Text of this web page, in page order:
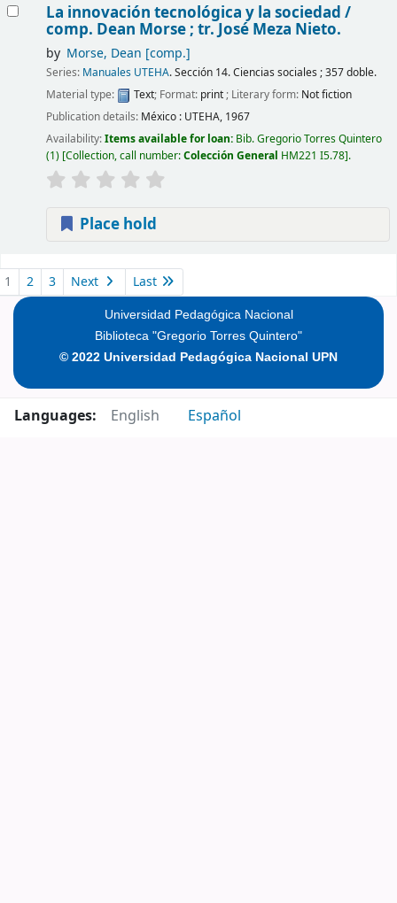
La innovación tecnológica y la sociedad /
comp. Dean Morse ; tr. José Meza Nieto.
by Morse, Dean [comp.]
Series: Manuales UTEHA. Sección 14. Ciencias sociales ; 357 doble.
Material type:
Text; Format: print; Literary form: Not fiction
Publication details: México : UTEHA, 1967
Availability:Items available for loan: Bib. Gregorio Torres Quintero
(1) Collection, call number:Colección General HM221 I5.78 .
Place hold
1 2 3 Next Last
Universidad Pedagógica Nacional
Biblioteca "Gregorio Torres Quintero"
© 2022 Universidad Pedagógica Nacional UPN
Languages: English Español